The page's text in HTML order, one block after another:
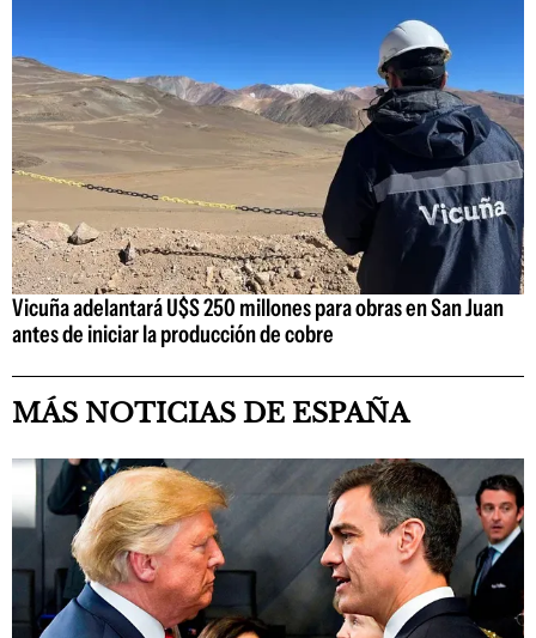
Vicuña adelantará U$S 250 millones para obras en San Juan
antes de iniciar la producción de cobre
MÁS NOTICIAS DE ESPAÑA